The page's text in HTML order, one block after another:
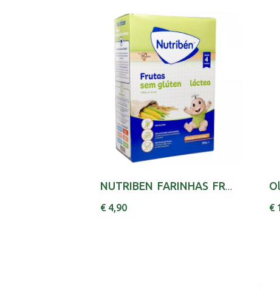
NUTRIBEN FARINHAS FRUTAS S/GLUT LA 250G
€ 4,90 €